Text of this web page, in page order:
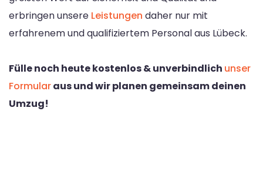
erbringen unsere Leistungen daher nur mit
erfahrenem und qualifiziertem Personal aus Lübeck.
Fülle noch heute kostenlos & unverbindlich unser
Formularaus und wir planen gemeinsam deinen
Umzug!